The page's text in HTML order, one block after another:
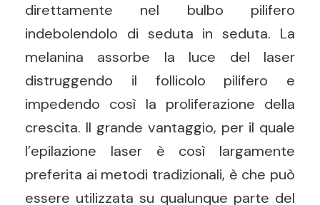
direttamente nel bulbo pilifero
indebolendolo di seduta in seduta. La
melanina assorbe la luce del laser
distruggendo il follicolo pilifero e
impedendo così la proliferazione della
crescita. Il grande vantaggio, per il quale
l’epilazione laser è così largamente
preferita ai metodi tradizionali, è che può
essere utilizzata su qualunque parte del